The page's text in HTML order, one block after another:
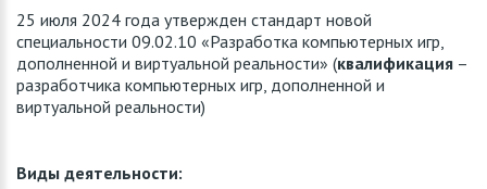
25 июля 2024 года утвержден стандарт новой
специальности 09.02.10 «Разработка компьютерных игр,
дополненной и виртуальной реальности» (квалификация –
разработчика компьютерных игр, дополненной и
виртуальной реальности)
Виды деятельности: